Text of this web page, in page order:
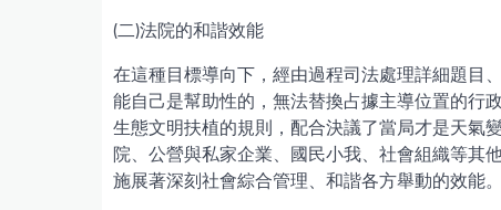
(二)法院的和諧效能
在這種目標導向下，經由過程司法處理詳細題目
能自己是幫助性的，無法替換占據主導位置的行
生態文明扶植的規則，配合決議了當局才是天氣
院、公營與私家企業、國民小我、社會組織等其
施展著深刻社會綜合管理、和諧各方舉動的效能。